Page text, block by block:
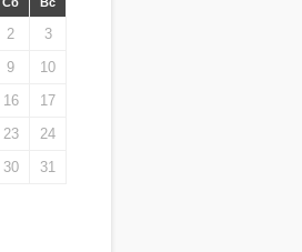
2
3
9
10
16
17
23
24
30 31